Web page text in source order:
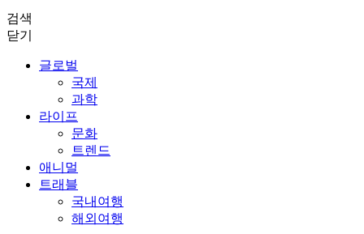
검색
닫기
글로벌
국제
과학
라이프
문화
트렌드
애니멀
트래블
국내여행
해외여행